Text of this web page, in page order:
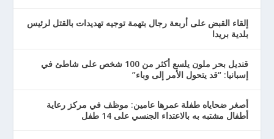
إلقاء القبض على أربعة رجال بتهمة توجيه تهديدات بالقتل لرئيس
بلدية بريدا
قنديل بحر ملون يلسع أكثر من 100 شخص على شاطئ في
إسبانيا: “قد يتحول الأمر إلى وباء”
أصغر ضحاياه طفلة عمرها عامين: موظف في مركز رعاية
أطفال مشتبه به بالاعتداء الجنسي على 14 طفل